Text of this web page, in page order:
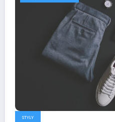
STYLY